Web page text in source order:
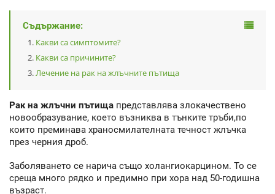
Съдържание:
Какви са симптомите?
Какви са причините?
Лечение на рак на жлъчните пътища
Рак на жлъчни пътища представлява злокачествено
новообразувание, което възниква в тънките тръби,по
които преминава храносмилателната течност жлъчка
през черния дроб.
Заболяването се нарича също холангиокарцином. То се
среща много рядко и предимно при хора над 50-годишна
възраст.